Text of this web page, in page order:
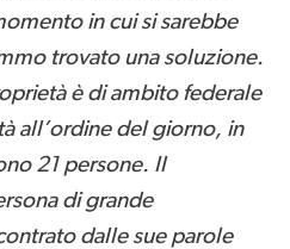
in cui si sarebbe
trovato una soluzione.
è di ambito federale
all’ordine del giorno, in
21 persone. Il
di grande
dalle sue parole